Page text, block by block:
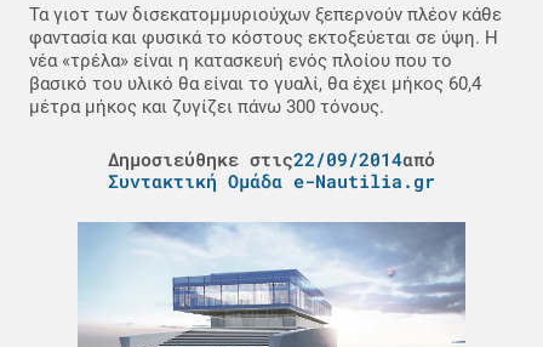
Τα γιοτ των δισεκατομμυριούχων ξεπερνούν πλέον κάθε
φαντασία και φυσικά το κόστους εκτοξεύεται σε ύψη. Η
νέα «τρέλα» είναι η κατασκευή ενός πλοίου που το
βασικό του υλικό θα είναι το γυαλί, θα έχει μήκος 60,4
μέτρα μήκος και ζυγίζει πάνω 300 τόνους.
Δημοσιεύθηκε στις22/09/2014από
Συντακτική Ομάδα e-Nautilia.gr